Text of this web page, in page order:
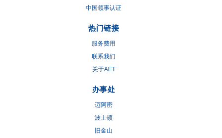
中国领事认证
热门链接
服务费用
联系我们
关于AET
办事处
迈阿密
波士顿
旧金山